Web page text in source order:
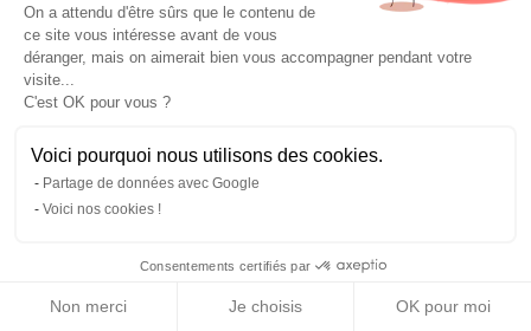
On a attendu d'être sûrs que le contenu de
ce site vous intéresse avant de vous
déranger, mais on aimerait bien vous accompagner pendant votre
visite...
C'est OK pour vous ?
Voici pourquoi nous utilisons des cookies.
Partage de données avec Google
Voici nos cookies !
Consentements certifiés par
Non merci Je choisis OK pour moi
“L’obsolescence des appareils
informatiques nous pousse aujourd’hui à
informatique, et nous convainc de ne pas